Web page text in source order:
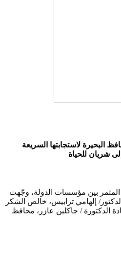
البحيرة لاستجابتها السريعة
شريان للحياة
بين مؤسسات الدولة، وجّهت
إلهامي ترابيس، خالص الشكر
الدكتورة / جاكلين عازر، محافظ